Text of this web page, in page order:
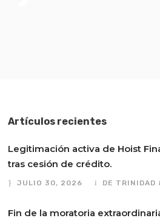
Artículos recientes
Legitimación activa de Hoist
tras cesión de crédito.
JULIO 30, 2026 DE TRINIDAD
Fin de la moratoria